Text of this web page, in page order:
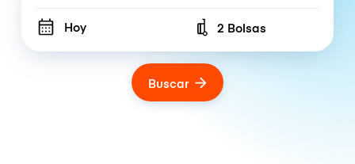
Hoy Number of bags
2 Bolsas
Buscar